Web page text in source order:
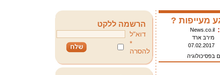
מעייפות ?
News.co.il
מירב ארד
07.02.2017
בפסיכולוגיה
הרשמה ללקט
דוא"ל
*
להסרה